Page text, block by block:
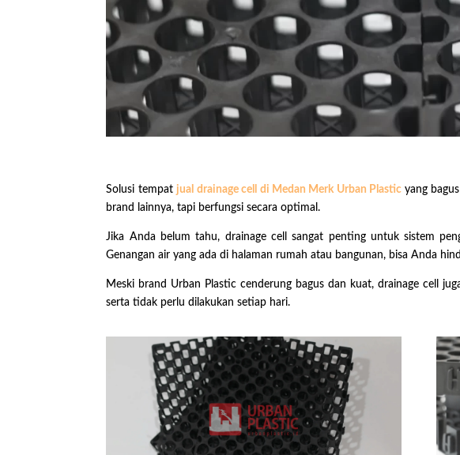
Solusi tempatjual drainage cell di Medan Merk Urban Plastic yang
brand lainnya, tapi berfungsi secara optimal.
Jika Anda belum tahu, drainage cell sangat penting untuk sistem
Genangan air yang ada di halaman rumah atau bangunan, bisa Anda
Meski brand Urban Plastic cenderung bagus dan kuat, drainage cell
serta tidak perlu dilakukan setiap hari.